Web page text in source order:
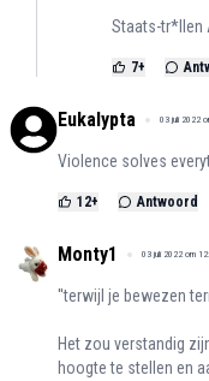
Staats-tr*llen
7+
Eukalypta 03 juli 2022
Violence solves
12+ Antwoord
Monty1 03 juli 2022 om
''terwijl je bewezen
Het zou verstandig
hoogte te stellen en